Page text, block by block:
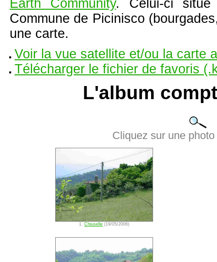
Earth Community. Celui-ci
Commune de Picinisco
une carte.
Voir la vue satellite et/ou la carte
Télécharger le fichier de favoris
L'album
Cliquez sur une
1. Chiuselle (19/05/2006)